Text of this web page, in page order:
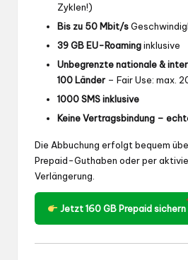
Zyklen!)
Bis zu 50 Mbit/s
39 GB EU-Roaminginklusive
Unbegrenzte nationale &
100 Länder – Fair Use: max.
1000 SMS inklusive
Keine Vertragsbindung –
Die Abbuchung erfolgt bequem
Prepaid-Guthaben oder per
Verlängerung.
Jetzt 160 GB Prepaid sichern